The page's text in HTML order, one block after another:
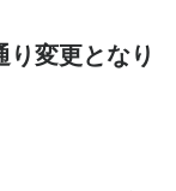
変更となり